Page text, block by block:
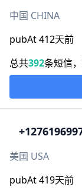
中国 CHINA
pubAt 412天前
总共392条短信
+1
美国 USA
pubAt 419天前